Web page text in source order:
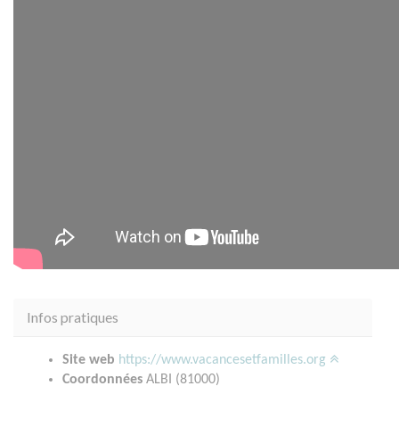
Infos pratiques
Site web https://www.vacancesetfamilles.org
Coordonnées ALBI (81000)